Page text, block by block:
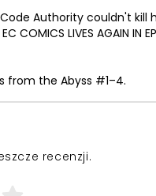
Authority couldn't kill
COMICS LIVES AGAIN IN
from the Abyss #1–4.
recenzji.